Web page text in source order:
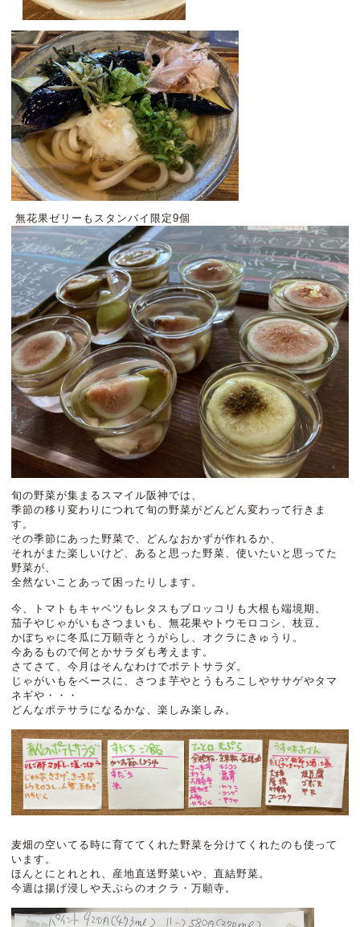
無花果ゼリーもスタンバイ限定9個
旬の野菜が集まるスマイル阪神では、
季節の移り変わりにつれて旬の野菜がどんどん変わって行きま
す。
その季節にあった野菜で、どんなおかずが作れるか、
それがまた楽しいけど、あると思った野菜、使いたいと思ってた
野菜が、
全然ないことあって困ったりします。
今、トマトもキャベツもレタスもブロッコリも大根も端境期。
茄子やじゃがいもさつまいも、無花果やトウモロコシ、枝豆。
かぼちゃに冬瓜に万願寺とうがらし、オクラにきゅうり。
今あるもので何とかサラダも考えます。
さてさて、今月はそんなわけでポテトサラダ。
じゃがいもをベースに、さつま芋やとうもろこしやササゲやタマ
ネギや・・・
どんなポテサラになるかな、楽しみ楽しみ。
麦畑の空いてる時に育ててくれた野菜を分けてくれたのも使って
います。
ほんとにとれとれ、産地直送野菜いや、直結野菜。
今週は揚げ浸しや天ぷらのオクラ・万願寺。